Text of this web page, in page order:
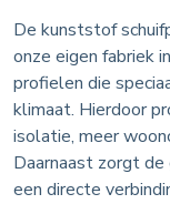
De kunststof
onze eigen fabriek
profielen die
klimaat. Hierdoor
isolatie, meer
Daarnaast zorgt
een directe